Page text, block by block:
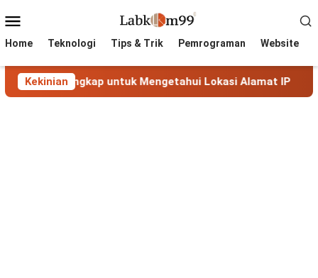
to
Menu
Home Teknologi Tips & Trik Pemrograman Website
Kekinian
Lengkap untuk Mengetahui Lokasi Alamat IP